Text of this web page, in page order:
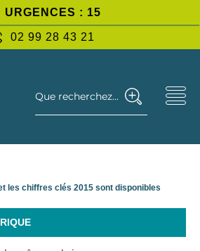
URGENCES : 15
02 99 28 43 21
Que recherchez-vous ?
les chiffres clés 2015 sont disponibles